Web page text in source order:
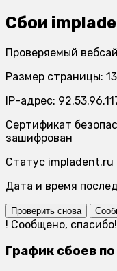
Сбои
Проверяемый
Размер страницы:
IP-адрес:
Сертификат
зашифрован
Статус impladent.ru
Дата и время
Проверить снова
! Сообщено, спасибо!
График сбоев